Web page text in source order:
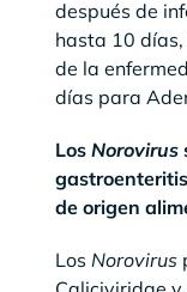
después de
hasta 10
de la
días para
Los Norovirus
de origen
Los Norovirus